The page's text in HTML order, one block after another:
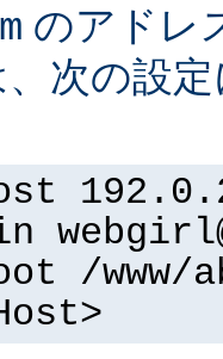
のアドレ
、次の設
/www/